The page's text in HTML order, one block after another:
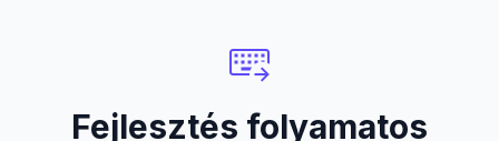
Fejlesztés folyamatos